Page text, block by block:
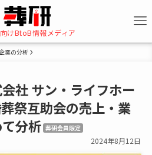
けBtoB情報メディア
業の分析
会社 サン・ライフホー
祭互助会の売上・業
分析 葬研会員限定
2024年8月12日